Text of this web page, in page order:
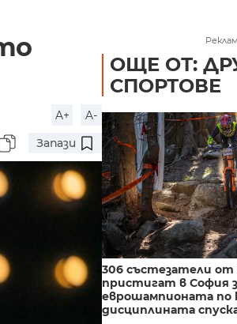
A+
A-
Запази
ОЩЕ ОТ:
СПОРТОВЕ
306 състезатели от
пристигат в София
еврошампионата по
дисциплината